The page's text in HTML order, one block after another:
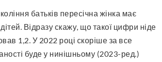
Відразу скажу, що такої цифри ніде
1,2. У 2022 році скоріше за все
буде у нинішньому (2023-ред.)